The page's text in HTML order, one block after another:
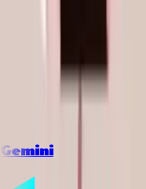
Gemini